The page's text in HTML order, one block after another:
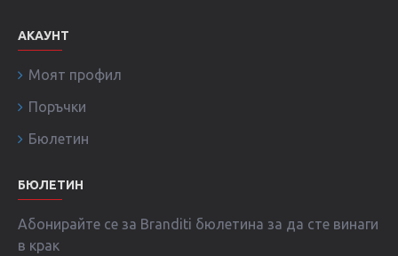
АКАУНТ
Моят профил
Поръчки
Бюлетин
БЮЛЕТИН
Абонирайте се за Branditi бюлетина за да сте винаги
в крак